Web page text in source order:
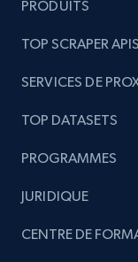
PRODUITS
TOP SCRAPER APIS
SERVICES DE
TOP DATASETS
PROGRAMMES
JURIDIQUE
CENTRE DE